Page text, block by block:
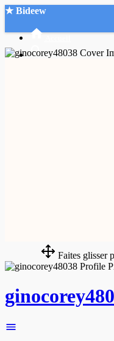
★ Bideew
Faites glisser